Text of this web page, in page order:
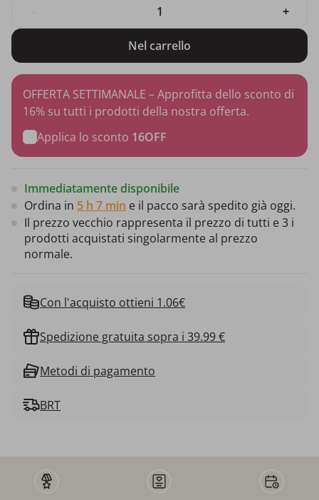
+
Nel carrello
OFFERTA SETTIMANALE – Approfitta dello sconto di
16% su tutti i prodotti della nostra offerta.
Applica lo sconto 16OFF
Immediatamente disponibile
Ordina in 5 h 7 min e il pacco sarà spedito già oggi.
Il prezzo vecchio rappresenta il prezzo di tutti e 3 i
prodotti acquistati singolarmente al prezzo
normale.
Con l'acquisto ottieni 1.06€
Spedizione gratuita sopra i 39.99 €
Metodi di pagamento
BRT